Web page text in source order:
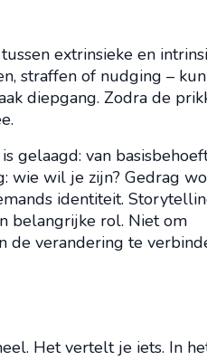
extrinsieke en
straffen of nudging –
diepgang. Zodra de
gelaagd: van
wie wil je zijn? Gedrag
identiteit.
belangrijke rol. Niet om
de verandering te
Het vertelt je iets. In